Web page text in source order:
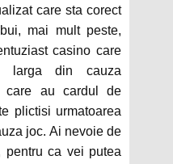
care sta corect
mai mult peste,
casino care
larga din cauza
care au cardul de
plictisi urmatoarea
joc. Ai nevoie de
pentru ca vei putea